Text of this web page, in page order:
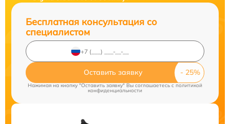
Бесплатная консультация со
специалистом
Оставить заявку
Нажимая на кнопку "Оставить заявку" Вы соглашаетесь c политикой
конфиденциальности